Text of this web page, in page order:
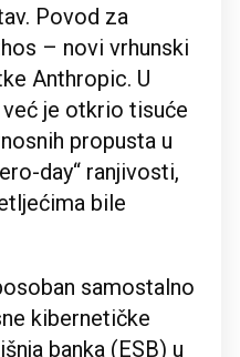
Povod za
– novi vrhunski
Anthropic. U
je otkrio tisuće
propusta u
day“ ranjivosti,
bile
samostalno
kibernetičke
banka (ESB) u